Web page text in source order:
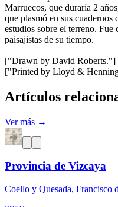
Marruecos, que duraría 2
que plasmó en sus cuadernos
estudios sobre el terreno. Fue
paisajistas de su tiempo.
["Drawn by David
["Printed by Lloyd &
Artículos
Ver más →
Provincia de Vizcaya
Coello y Quesada, Francisco